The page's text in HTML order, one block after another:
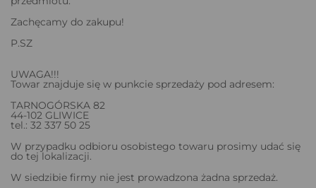
Zachęcamy do zakupu!
P.SZ
UWAGA!!!
Towar znajduje się w punkcie sprzedaży pod adresem:
TARNOGÓRSKA 82
44-102 GLIWICE
tel.: 32 337 50 25
W przypadku odbioru osobistego towaru prosimy udać się
do tej lokalizacji.
W siedzibie firmy nie jest prowadzona żadna sprzedaż.